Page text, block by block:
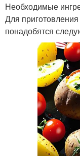
Необходимые
Для
понадобятся